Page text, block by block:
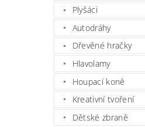
Plyšáci
Autodráhy
Dřevěné hračky
Hlavolamy
Houpací koně
Kreativní tvoření
Dětské zbraně